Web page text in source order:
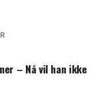
– Nå vil han ikke